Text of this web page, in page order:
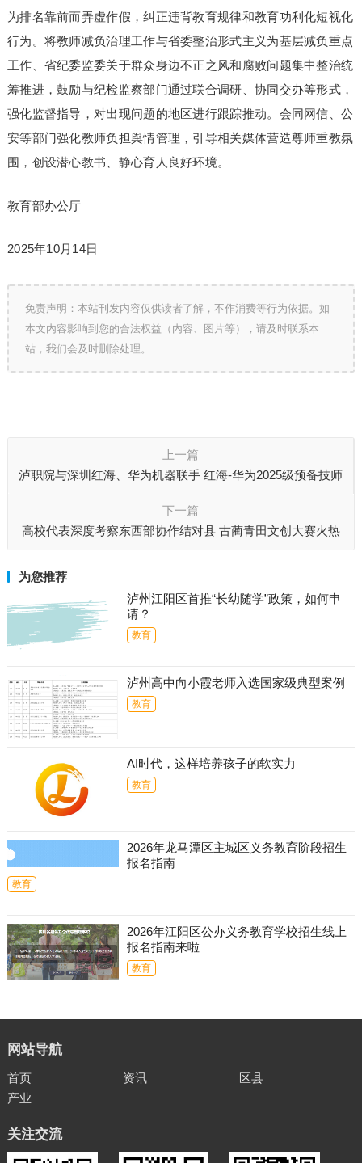
为排名靠前而弄虚作假，纠正违背教育规律和教育功利化短视化
行为。将教师减负治理工作与省委整治形式主义为基层减负重点
工作、省纪委监委关于群众身边不正之风和腐败问题集中整治统
筹推进，鼓励与纪检监察部门通过联合调研、协同交办等形式，
强化监督指导，对出现问题的地区进行跟踪推动。会同网信、公
安等部门强化教师负担舆情管理，引导相关媒体营造尊师重教氛
围，创设潜心教书、静心育人良好环境。
教育部办公厅
2025年10月14日
免责声明：本站刊发内容仅供读者了解，不作消费等行为依据。如
本文内容影响到您的合法权益（内容、图片等），请及时联系本
站，我们会及时删除处理。
上一篇
泸职院与深圳红海、华为机器联手 红海-华为2025级预备技师
下一篇
高校代表深度考察东西部协作结对县 古蔺青田文创大赛火热
为您推荐
泸州江阳区首推“长幼随学”政策，如何申
请？
教育
泸州高中向小霞老师入选国家级典型案例
教育
AI时代，这样培养孩子的软实力
教育
2026年龙马潭区主城区义务教育阶段招生
报名指南
教育
2026年江阳区公办义务教育学校招生线上
报名指南来啦
教育
网站导航
首页 资讯
区县
产业
关注交流